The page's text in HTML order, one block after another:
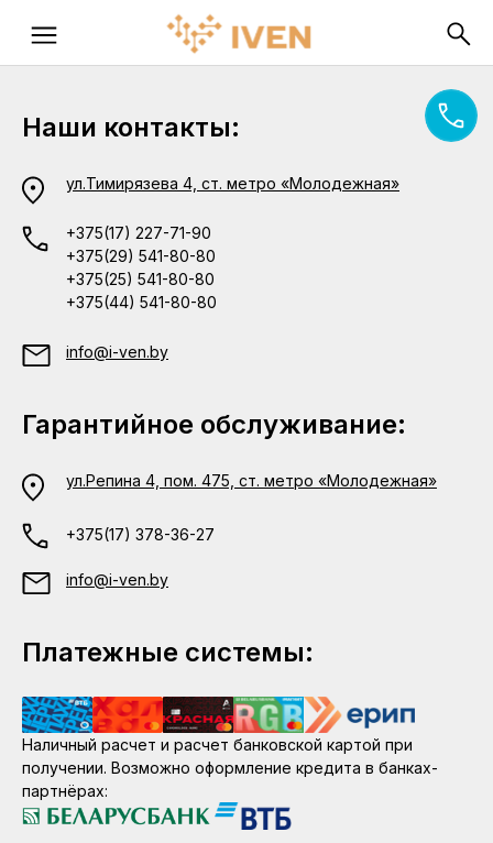
Наши контакты:
ул.Тимирязева 4, ст. метро «Молодежная»
+375(17) 227-71-90
+375(29) 541-80-80
+375(25) 541-80-80
+375(44) 541-80-80
info@i-ven.by
Гарантийное обслуживание:
ул.Репина 4, пом. 475, ст. метро «Молодежная»
+375(17) 378-36-27
info@i-ven.by
Платежные системы:
Наличный расчет и расчет банковской картой при
получении. Возможно оформление кредита в банках-
партнёрах: